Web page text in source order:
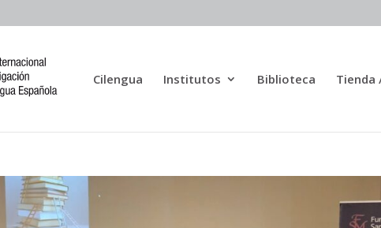
Cilengua Institutos Biblioteca Tienda